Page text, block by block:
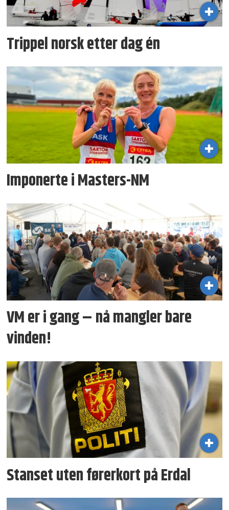
Trippel norsk etter dag én
Imponerte i Masters-NM
VM er i gang – nå mangler bare
vinden!
Stanset uten førerkort på Erdal